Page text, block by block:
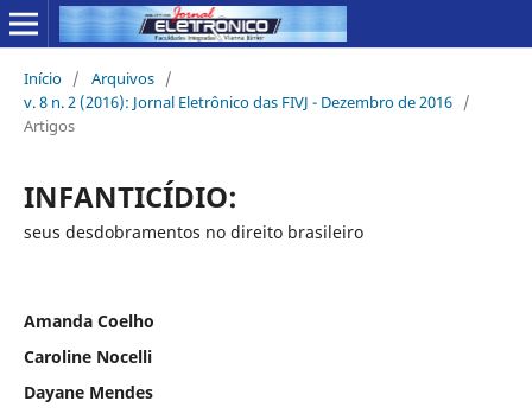
Início / Arquivos /
v. 8 n. 2 (2016): Jornal Eletrônico das FIVJ - Dezembro de 2016 /
Artigos
INFANTICÍDIO:
seus desdobramentos no direito brasileiro
Amanda Coelho
Caroline Nocelli
Dayane Mendes